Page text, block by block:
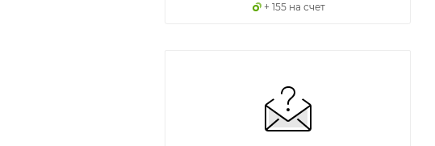
+ 155 на счет